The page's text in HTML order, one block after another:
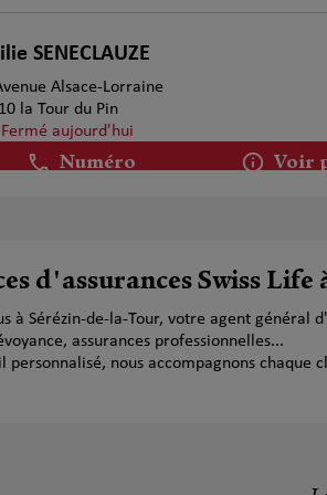
SENECLAUZE
Alsace-Lorraine
la Tour du Pin
Fermé aujourd'hui
Numéro Voir
De Lyon
Morestel
Fermé aujourd'hui
Numéro Voir
d'assurances Swiss
à Sérézin-de-la-Tour, votre agent
assurances professionnelles...
personnalisé, nous accompagnons